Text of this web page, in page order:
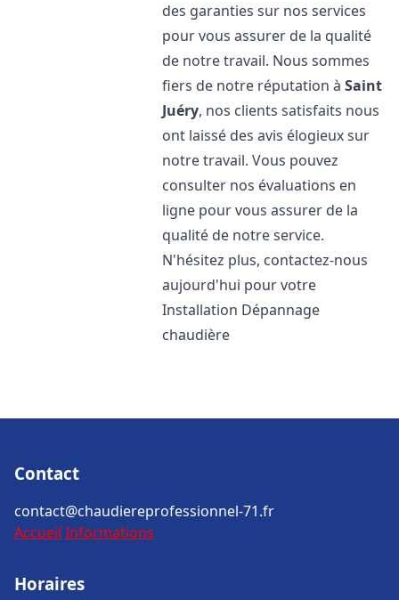
des garanties sur nos services
pour vous assurer de la qualité
de notre travail. Nous sommes
fiers de notre réputation àSaint
Juéry, nos clients satisfaits nous
ont laissé des avis élogieux sur
notre travail. Vous pouvez
consulter nos évaluations en
ligne pour vous assurer de la
qualité de notre service.
N'hésitez plus, contactez-nous
aujourd'hui pour votre
Installation Dépannage
chaudière
Contact
contact@chaudiereprofessionnel-71.fr
Accueil Informations
Horaires